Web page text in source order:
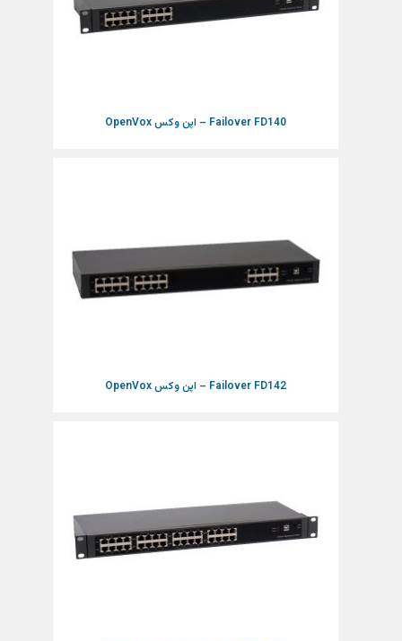
Failover FD140 – اپن وکس OpenVox
Failover FD142 – اپن وکس OpenVox